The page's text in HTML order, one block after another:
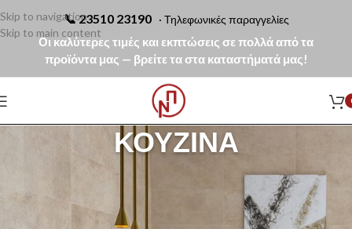
📞23510 23190 · Τηλεφωνικές παραγγελίες
Οι καλύτερες τιμές και εκπτώσεις σε πολλά από τα
προϊόντα μας — βρείτε τα στα καταστήματά μας!
Skip to navigation
Skip to main content
ΚΟΥΖΊΝΑ
Η κατηγορία Κουζίνα περιλαμβάνει ολοκληρωμένες λύσεις για την
αναβάθμιση και τον εξοπλισμό του πιο σημαντικού χώρου του σπιτιού.
Θα βρείτε μπαταρίες κουζίνας υψηλής αντοχής, νεροχύτες σε μοντέρνα
υλικά και διαστάσεις, λειτουργικούς απορροφητήρες για καθαρό